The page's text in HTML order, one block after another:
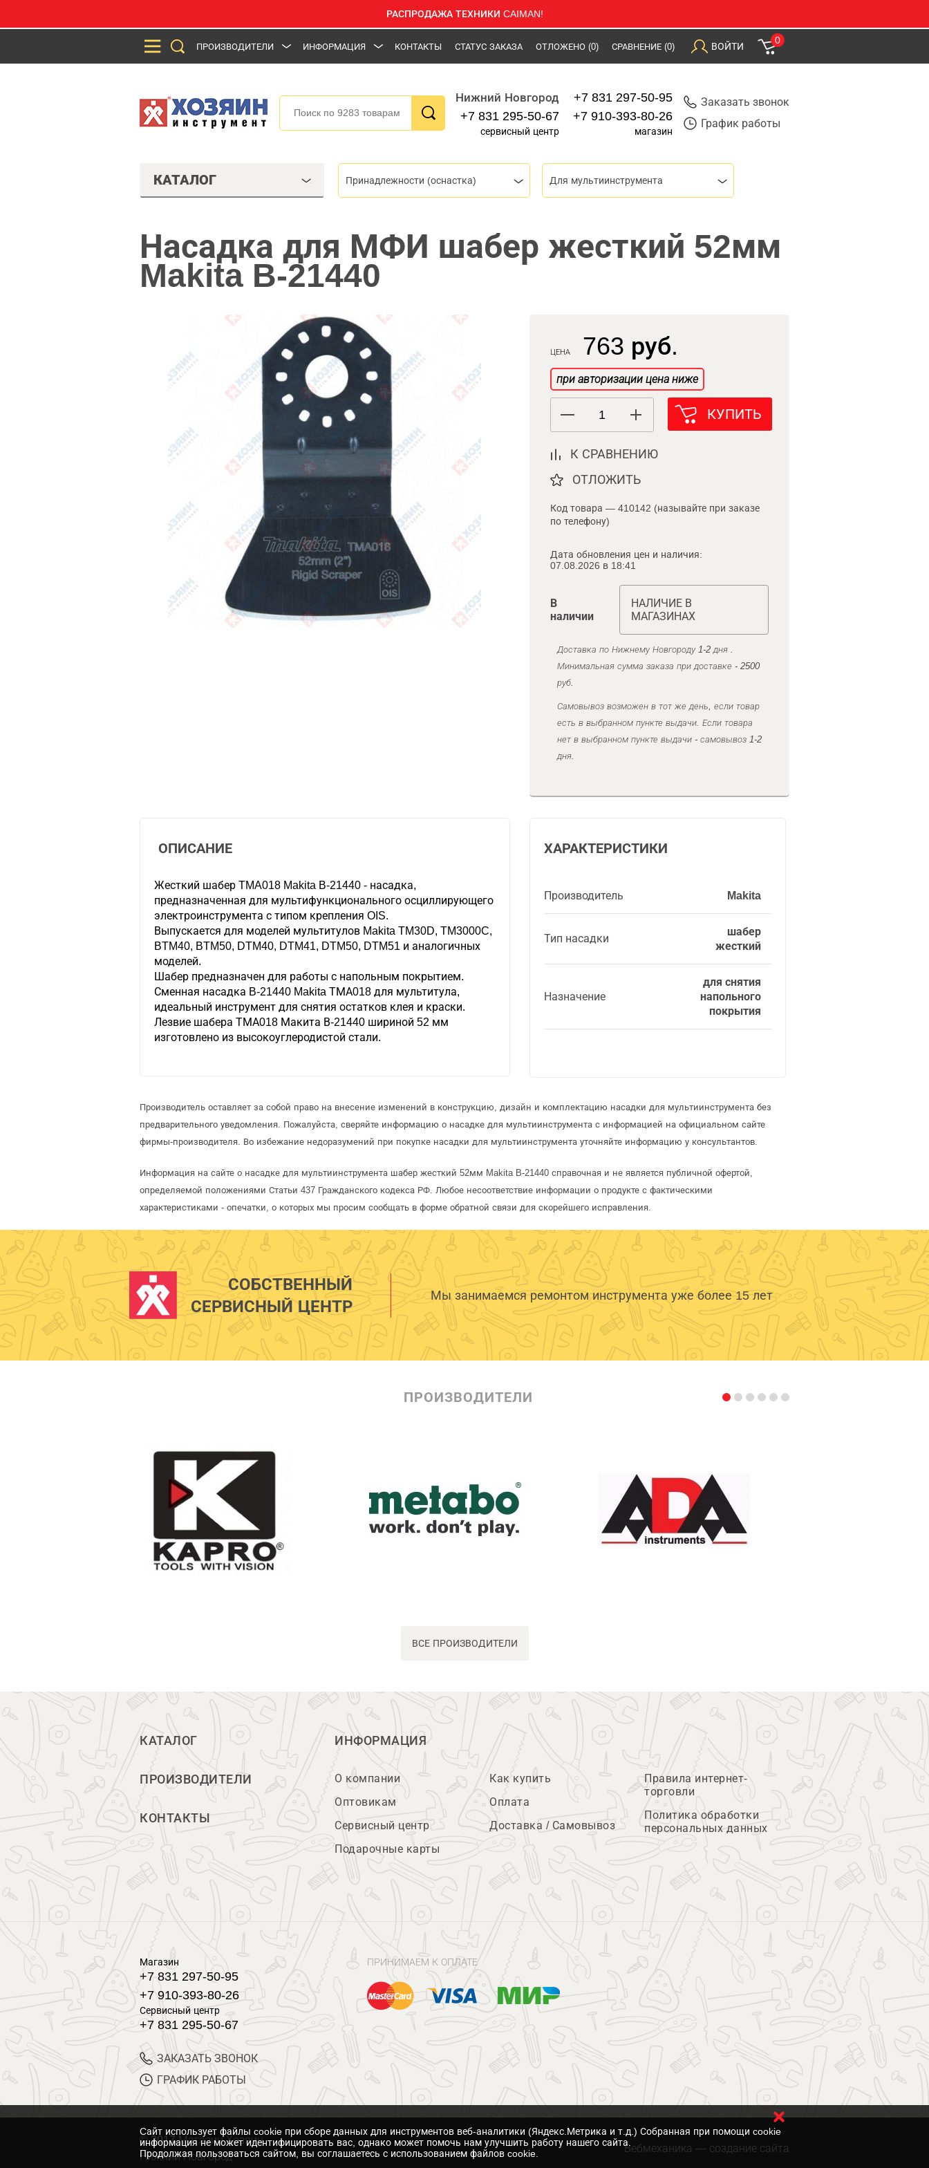
РАСПРОДАЖА ТЕХНИКИ CAIMAN!
ПРОИЗВОДИТЕЛИ ИНФОРМАЦИЯ КОНТАКТЫ СТАТУС ЗАКАЗА ОТЛОЖЕНО (0) СРАВНЕНИЕ (0) ВОЙТИ
0
Нижний Новгород
+7 831 295-50-67
сервисный центр
+7 831 297-50-95
+7 910-393-80-26
магазин
Заказать звонок
График работы
КАТАЛОГ Принадлежности (оснастка) Для мультиинструмента
Насадка для МФИ шабер жесткий 52мм
Makita B-21440
ЦЕНА 763 руб.
при авторизации цена ниже
КУПИТЬ
К СРАВНЕНИЮ
ОТЛОЖИТЬ
Код товара — 410142 (называйте при заказе
по телефону)
Дата обновления цен и наличия:
07.08.2026 в 18:41
В
наличии
НАЛИЧИЕ В
МАГАЗИНАХ
Доставка по Нижнему Новгороду 1-2 дня .
Минимальная сумма заказа при доставке - 2500
руб.
Самовывоз возможен в тот же день, если товар
есть в выбранном пункте выдачи. Если товара
нет в выбранном пункте выдачи - самовывоз 1-2
дня.
ХАРАКТЕРИСТИКИ
Производитель Makita
Тип насадки
шабер
жесткий
Назначение
для снятия
напольного
покрытия
ОПИСАНИЕ
Жесткий шабер TMA018 Makita B-21440 - насадка,
предназначенная для мультифункционального осциллирующего
электроинструмента с типом крепления OIS.
Выпускается для моделей мультитулов Makita TM30D, TM3000C,
BTM40, BTM50, DTM40, DTM41, DTM50, DTM51 и аналогичных
моделей.
Шабер предназначен для работы с напольным покрытием.
Сменная насадка B-21440 Makita ТМА018 для мультитула,
идеальный инструмент для снятия остатков клея и краски.
Лезвие шабера ТМА018 Макита В-21440 шириной 52 мм
изготовлено из высокоуглеродистой стали.
Производитель оставляет за собой право на внесение изменений в конструкцию, дизайн и комплектацию насадки для мультиинструмента без
предварительного уведомления. Пожалуйста, сверяйте информацию о насадке для мультиинструмента с информацией на официальном сайте
фирмы-производителя. Во избежание недоразумений при покупке насадки для мультиинструмента уточняйте информацию у консультантов.
Информация на сайте о насадке для мультиинструмента шабер жесткий 52мм Makita B-21440 справочная и не является публичной офертой,
определяемой положениями Статьи 437 Гражданского кодекса РФ. Любое несоответствие информации о продукте с фактическими
характеристиками - опечатки, о которых мы просим сообщать в форме обратной связи для скорейшего исправления.
СОБСТВЕННЫЙ
СЕРВИСНЫЙ ЦЕНТР
Мы занимаемся ремонтом инструмента уже более 15 лет
ПРОИЗВОДИТЕЛИ
ВСЕ ПРОИЗВОДИТЕЛИ
КАТАЛОГ
ПРОИЗВОДИТЕЛИ
КОНТАКТЫ
ИНФОРМАЦИЯ
О компании
Оптовикам
Сервисный центр
Подарочные карты
Как купить
Оплата
Доставка / Самовывоз
Правила интернет-
торговли
Политика обработки
персональных данных
Магазин
+7 831 297-50-95
+7 910-393-80-26
Сервисный центр
+7 831 295-50-67
ЗАКАЗАТЬ ЗВОНОК
ГРАФИК РАБОТЫ
ПРИНИМАЕМ К ОПЛАТЕ
© 2017 Магазин Хозяин
Нижний Новгород
Вебмеханика — создание сайта
Cайт использует файлы cookie при сборе данных для инструментов веб-аналитики (Яндекс.Метрика и т.д.) Собранная при помощи cookie
информация не может идентифицировать вас, однако может помочь нам улучшить работу нашего сайта.
Продолжая пользоваться сайтом, вы соглашаетесь с использованием файлов cookie.